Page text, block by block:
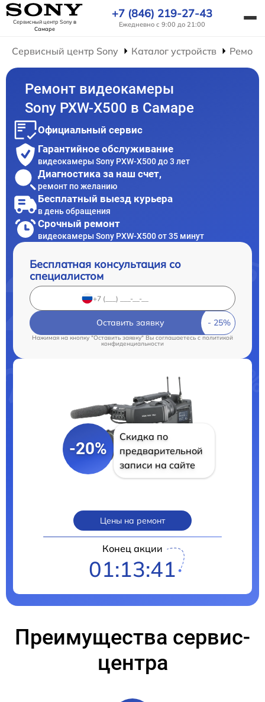
Сервисный центр Sonyв
Самаре
+7 (846) 219-27-43
Ежедневно с 9:00 до 21:00
Сервисный центр Sony Каталог устройств
Ремонт видеокамеры
Sony PXW-X500 в Самаре
Официальный сервис
Гарантийное обслуживание
видеокамеры Sony PXW-X500 до 3 лет
Диагностика за наш счет,
ремонт по желанию
Бесплатный выезд курьера
в день обращения
Срочный ремонт
видеокамеры Sony PXW-X500 от 35 минут
Бесплатная консультация со
специалистом
Оставить заявку
Нажимая на кнопку "Оставить заявку" Вы соглашаетесь c политикой
конфиденциальности
-20%
Скидка по
предварительной
записи на сайте
Цены на ремонт
Конец акции
01:13:40
Преимущества сервис-
центра